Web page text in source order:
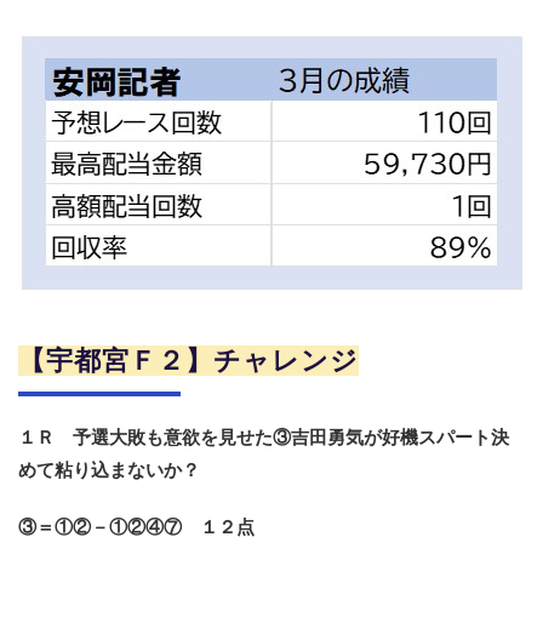
運営会社概要
ご意見をお聞かせください
お問い合わせ
支払い方法、ポイント利用規約
車券は20歳になってから・のめり込む不安のある方のご相
【宇都宮Ｆ２】チャレンジ
１Ｒ 予選大敗も意欲を見せた③吉田勇気が好機スパート決
めて粘り込まないか？
③＝①②－①②④⑦ １２点